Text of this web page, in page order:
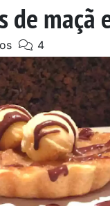
de maçã